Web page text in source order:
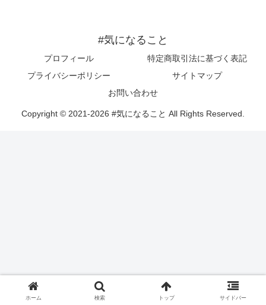
#気になること
プロフィール
特定商取引法に基づく表記
プライバシーポリシー
サイトマップ
お問い合わせ
Copyright © 2021-2026 #気になること All Rights Reserved.
ホーム 検索 トップ サイドバー